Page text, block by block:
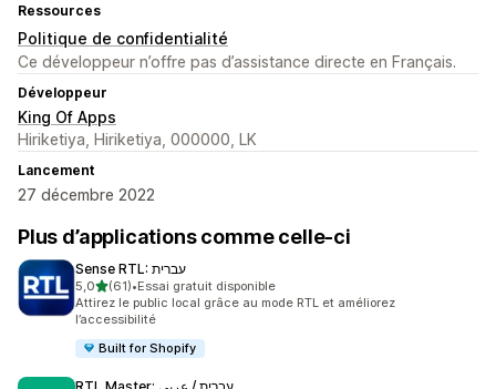
Ressources
Politique de confidentialité
Ce développeur n’offre pas d’assistance directe en Français.
Développeur
King Of Apps
Hiriketiya, Hiriketiya, 000000, LK
Lancement
27 décembre 2022
Plus d’applications comme celle-ci
Sense RTL: עברית
5,0étoile(s) sur 5
(61)
61 avis au total
•Essai gratuit disponible
Attirez le public local grâce au mode RTL et améliorez
l’accessibilité
Built for Shopify